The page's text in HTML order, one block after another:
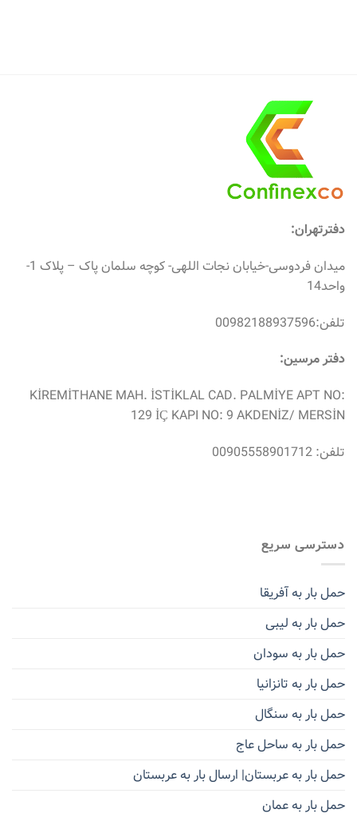
دفترتهران:
میدان فردوسی-خیابان نجات اللهی- کوچه سلمان پاک – پلاک 1-
واحد14
تلفن:00982188937596
دفتر مرسین:
KİREMİTHANE MAH. İSTİKLAL CAD. PALMİYE APT NO:
129 İÇ KAPI NO: 9 AKDENİZ/ MERSİN
تلفن: 00905558901712
دسترسی سریع
حمل بار به آفریقا
حمل بار به لیبی
حمل بار به سودان
حمل بار به تانزانیا
حمل بار به سنگال
حمل بار به ساحل عاج
حمل بار به عربستان| ارسال بار به عربستان
حمل بار به عمان